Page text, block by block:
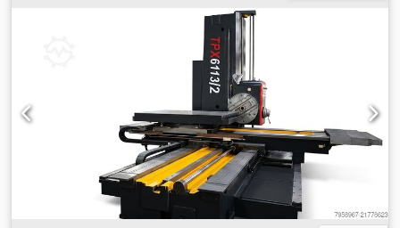
100 x 842 mm Otáčky vřetena: 40–2 000 ot/min Upnutí
vřetena: MT 4 Maximální výkon stroje: 10 kW Maximální
zatížení stolu: 1 t Přibližná hmotnost stroje: 15 t
Codpfozizgbjx Ah Ioha DODÁVÁ SE S KOMPLETNÍM